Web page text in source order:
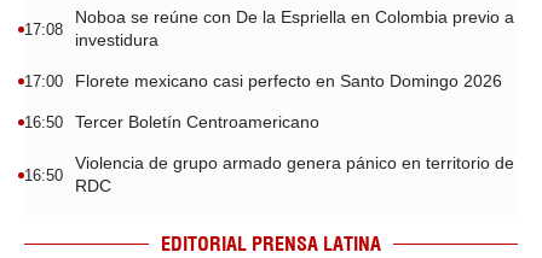
17:08
Noboa se reúne con De la Espriella en Colombia previo a
investidura
17:00 Florete mexicano casi perfecto en Santo Domingo 2026
16:50 Tercer Boletín Centroamericano
16:50
Violencia de grupo armado genera pánico en territorio de
RDC
EDITORIAL PRENSA LATINA